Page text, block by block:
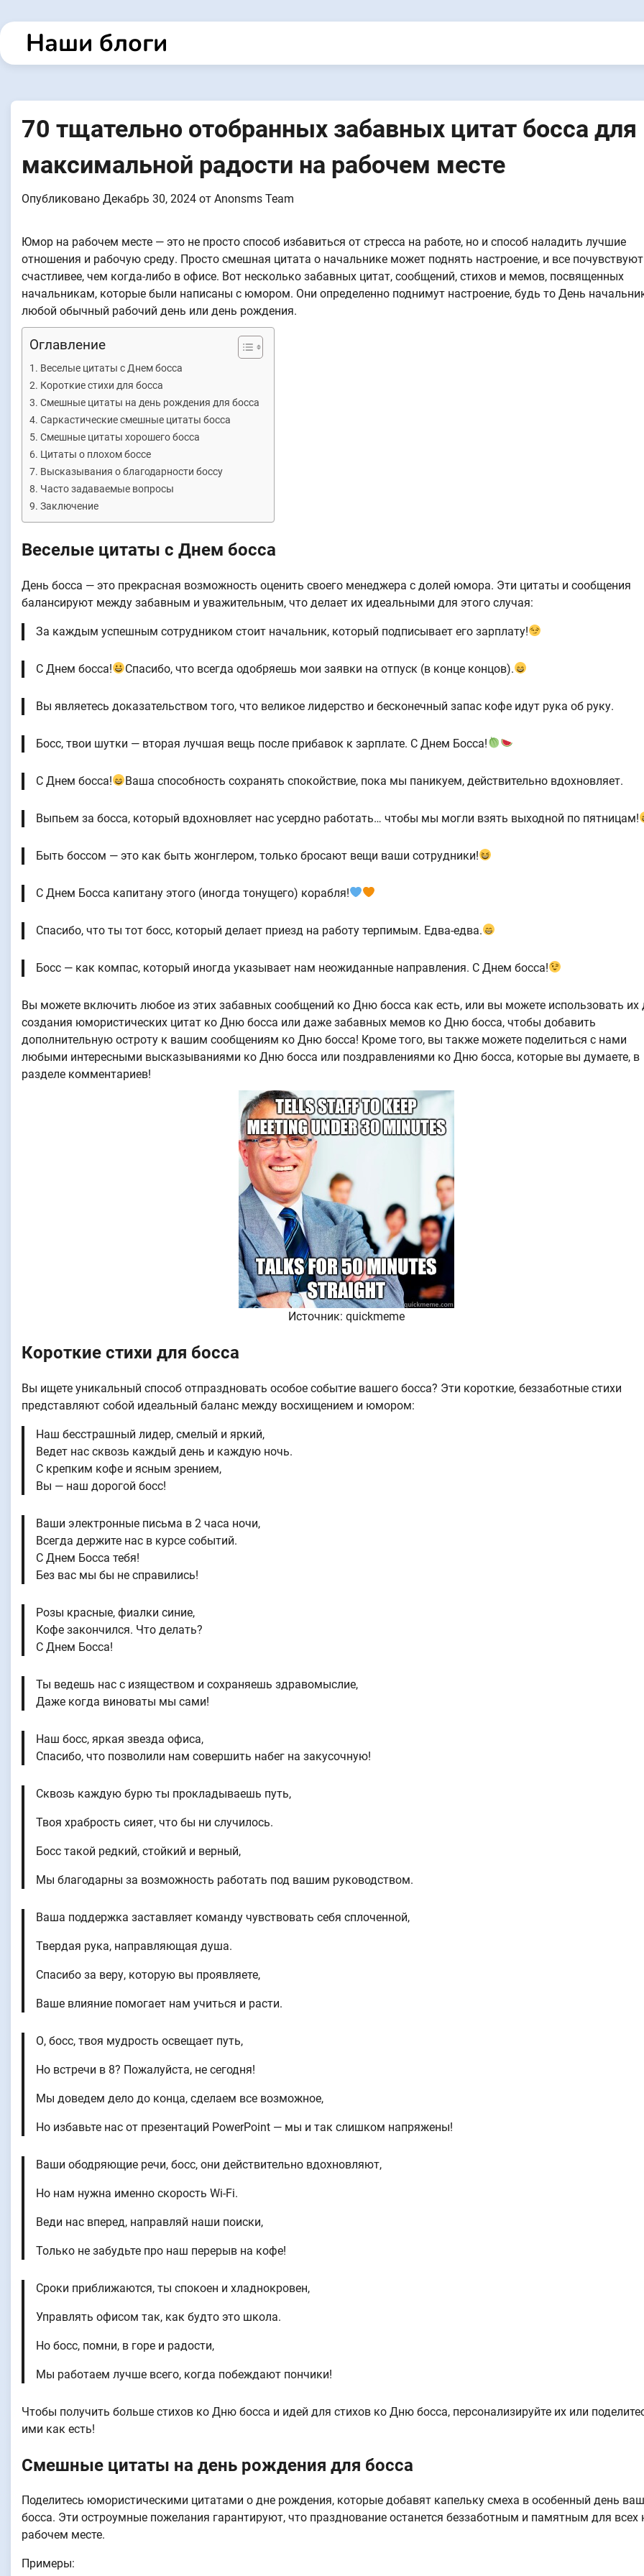
к
содержанию
Наши блоги
70 тщательно отобранных забавных цитат босса для
максимальной радости на рабочем месте
Опубликовано Декабрь 30, 2024 от Anonsms Team
Юмор на рабочем месте — это не просто способ избавиться от стресса на работе, но и способ наладить лучшие
отношения и рабочую среду. Просто смешная цитата о начальнике может поднять настроение, и все
счастливее, чем когда-либо в офисе. Вот несколько забавных цитат, сообщений, стихов и мемов, посвященных
начальникам, которые были написаны с юмором. Они определенно поднимут настроение, будь то День
любой обычный рабочий день или день рождения.
Оглавление
Веселые цитаты с Днем босса
Короткие стихи для босса
Смешные цитаты на день рождения для босса
Саркастические смешные цитаты босса
Смешные цитаты хорошего босса
Цитаты о плохом боссе
Высказывания о благодарности боссу
Часто задаваемые вопросы
Заключение
Веселые цитаты с Днем босса
День босса — это прекрасная возможность оценить своего менеджера с долей юмора. Эти цитаты и сообщения
балансируют между забавным и уважительным, что делает их идеальными для этого случая:
За каждым успешным сотрудником стоит начальник, который подписывает его зарплату!
С Днем босса! Спасибо, что всегда одобряешь мои заявки на отпуск (в конце концов).
Вы являетесь доказательством того, что великое лидерство и бесконечный запас кофе идут рука об руку.
Босс, твои шутки — вторая лучшая вещь после прибавок к зарплате. С Днем Босса!
С Днем босса! Ваша способность сохранять спокойствие, пока мы паникуем, действительно вдохновляет.
Выпьем за босса, который вдохновляет нас усердно работать… чтобы мы могли взять выходной по пятницам!
Быть боссом — это как быть жонглером, только бросают вещи ваши сотрудники!
С Днем Босса капитану этого (иногда тонущего) корабля!
Спасибо, что ты тот босс, который делает приезд на работу терпимым. Едва-едва.
Босс — как компас, который иногда указывает нам неожиданные направления. С Днем босса!
Вы можете включить любое из этих забавных сообщений ко Дню босса как есть, или вы можете использовать их
создания юмористических цитат ко Дню босса или даже забавных мемов ко Дню босса, чтобы добавить
дополнительную остроту к вашим сообщениям ко Дню босса! Кроме того, вы также можете поделиться с нами
любыми интересными высказываниями ко Дню босса или поздравлениями ко Дню босса, которые вы думаете, в
разделе комментариев!
Источник: quickmeme
Короткие стихи для босса
Вы ищете уникальный способ отпраздновать особое событие вашего босса? Эти короткие, беззаботные стихи
представляют собой идеальный баланс между восхищением и юмором:
Наш бесстрашный лидер, смелый и яркий,
Ведет нас сквозь каждый день и каждую ночь.
С крепким кофе и ясным зрением,
Вы — наш дорогой босс!
Ваши электронные письма в 2 часа ночи,
Всегда держите нас в курсе событий.
С Днем Босса тебя!
Без вас мы бы не справились!
Розы красные, фиалки синие,
Кофе закончился. Что делать?
С Днем Босса!
Ты ведешь нас с изяществом и сохраняешь здравомыслие,
Даже когда виноваты мы сами!
Наш босс, яркая звезда офиса,
Спасибо, что позволили нам совершить набег на закусочную!
Сквозь каждую бурю ты прокладываешь путь,
Твоя храбрость сияет, что бы ни случилось.
Босс такой редкий, стойкий и верный,
Мы благодарны за возможность работать под вашим руководством.
Ваша поддержка заставляет команду чувствовать себя сплоченной,
Твердая рука, направляющая душа.
Спасибо за веру, которую вы проявляете,
Ваше влияние помогает нам учиться и расти.
О, босс, твоя мудрость освещает путь,
Но встречи в 8? Пожалуйста, не сегодня!
Мы доведем дело до конца, сделаем все возможное,
Но избавьте нас от презентаций PowerPoint — мы и так слишком напряжены!
Ваши ободряющие речи, босс, они действительно вдохновляют,
Но нам нужна именно скорость Wi-Fi.
Веди нас вперед, направляй наши поиски,
Только не забудьте про наш перерыв на кофе!
Сроки приближаются, ты спокоен и хладнокровен,
Управлять офисом так, как будто это школа.
Но босс, помни, в горе и радости,
Мы работаем лучше всего, когда побеждают пончики!
Чтобы получить больше стихов ко Дню босса и идей для стихов ко Дню босса, персонализируйте их или
ими как есть!
Смешные цитаты на день рождения для босса
Поделитесь юмористическими цитатами о дне рождения, которые добавят капельку смеха в особенный день
босса. Эти остроумные пожелания гарантируют, что празднование останется беззаботным и памятным для всех
рабочем месте.
Примеры: